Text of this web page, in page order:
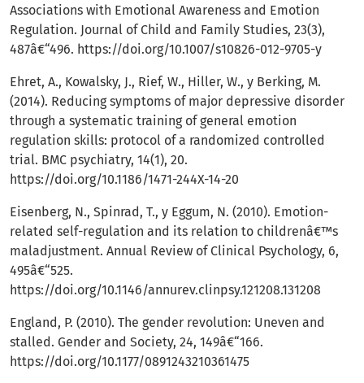
Associations with Emotional Awareness and Emotion
Regulation. Journal of Child and Family Studies, 23(3),
487â€“496. https://doi.org/10.1007/s10826-012-9705-y
Ehret, A., Kowalsky, J., Rief, W., Hiller, W., y Berking, M.
(2014). Reducing symptoms of major depressive disorder
through a systematic training of general emotion
regulation skills: protocol of a randomized controlled
trial. BMC psychiatry, 14(1), 20.
https://doi.org/10.1186/1471-244X-14-20
Eisenberg, N., Spinrad, T., y Eggum, N. (2010). Emotion-
related self-regulation and its relation to childrenâ€™s
maladjustment. Annual Review of Clinical Psychology, 6,
495â€“525.
https://doi.org/10.1146/annurev.clinpsy.121208.131208
England, P. (2010). The gender revolution: Uneven and
stalled. Gender and Society, 24, 149â€“166.
https://doi.org/10.1177/0891243210361475